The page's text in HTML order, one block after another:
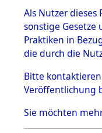
mente
5.
5.3
5.3.1
zu
en
5.3.2
Als Nutzer dieses
sonstige
Praktiken in
die durch die
Bitte kontaktieren
Veröffentlichung
Sie möchten